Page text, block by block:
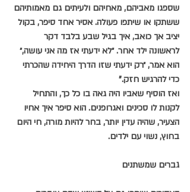
שספגו מאביהם, מאחיהם ולעיתים גם מאמותיהם
ששתקו או שיתפו פעולה. אסיר אחד סיפר, בקול
יציב אך כואב, איך בגיל שבע בלבד דקר
לראשונה ילד אחר. ״לא ידעתי אז מה אני עושה,״
הוא אמר, ״רק ידעתי שזו הדרך היחידה שהכרתי
כדי להרגיש חזק."
ואז הוסיף שאביו היה גאה בו כל כך, והתחיל
לקנות לו סכינים ואגרופנים. הוא סיפר איך אחיו
הצעיר, שהיה עדין יותר, בחר להיות מורה, חי היום
בחוץ, נשוי עם ילדים.
גברים שמשתנים